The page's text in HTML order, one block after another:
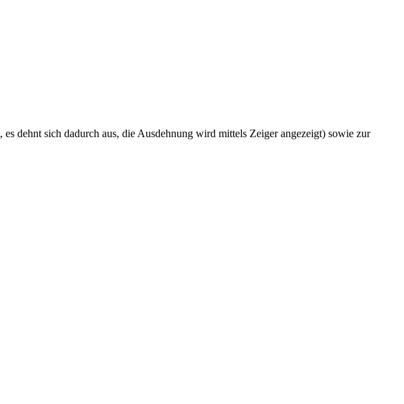
dehnt sich dadurch aus, die Ausdehnung wird mittels Zeiger angezeigt) sowie zur